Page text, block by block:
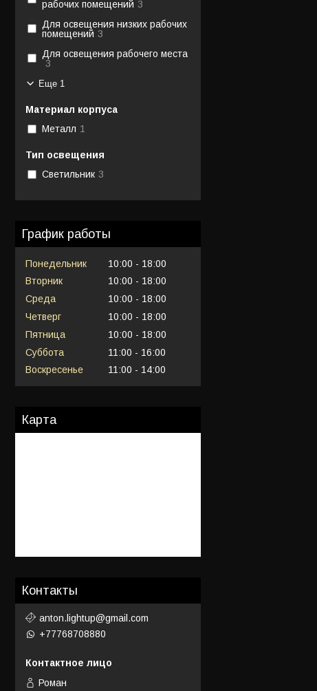
рабочих помещений 3
Для освещения низких рабочих
помещений 3
Для освещения рабочего места
3
Еще 1
Материал корпуса
Металл 1
Тип освещения
Светильник 3
График работы
Понедельник 10:00
18:00
Вторник
10:00
18:00
Среда
10:00
18:00
Четверг
10:00
18:00
Пятница
10:00
18:00
Суббота
11:00
16:00
Воскресенье
11:00 14:00
Карта
Контакты
anton.lightup@gmail.com
+77768708880
Роман